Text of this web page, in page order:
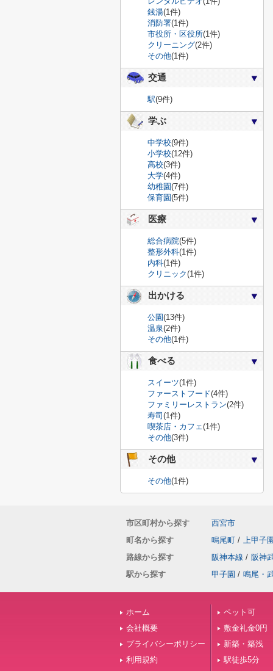
銭湯(1件)
消防署(1件)
市役所・区役所(1件)
クリーニング(2件)
その他(1件)
交通
駅(9件)
学ぶ
中学校(9件)
小学校(12件)
高校(3件)
大学(4件)
幼稚園(7件)
保育園(5件)
医療
総合病院(5件)
整形外科(1件)
内科(1件)
クリニック(1件)
出かける
公園(13件)
温泉(2件)
その他(1件)
食べる
スイーツ(1件)
ファーストフード(4件)
ファミリーレストラン(2件)
寿司 (1件)
喫茶店・カフェ(1件)
その他(3件)
その他
その他(1件)
市区町村から探す
西宮市
町名から探す
鳴尾町 / 上甲子
路線から探す
阪神本線 / 阪神
駅から探す
甲子園 / 鳴尾・
ホーム
会社概要
プライバシーポリシー
利用規約
ペット可
敷金礼金0円
新築・築浅
駅徒歩5分